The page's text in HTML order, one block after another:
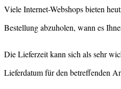
Viele Internet-Webshops bieten
Bestellung abzuholen, wann es
Die Lieferzeit kann sich als sehr
Lieferdatum für den betreffenden